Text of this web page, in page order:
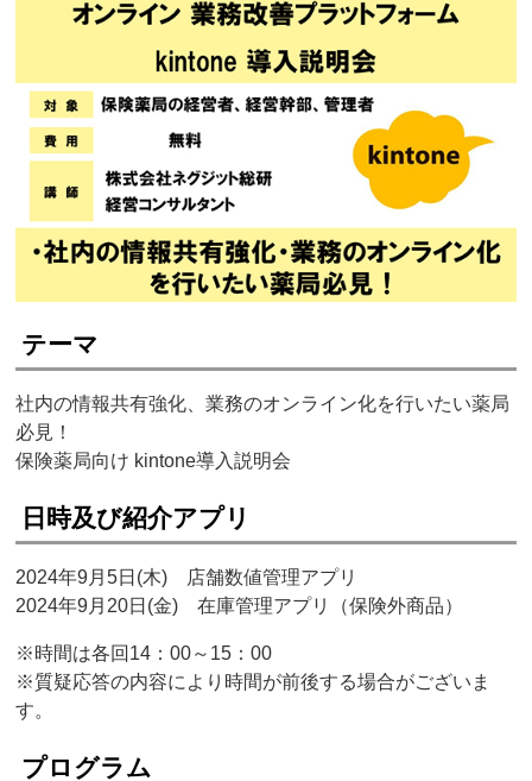
テーマ
社内の情報共有強化、業務のオンライン化を行いたい薬局
必見！
保険薬局向け kintone導入説明会
日時及び紹介アプリ
2024年9月5日(木) 店舗数値管理アプリ
2024年9月20日(金) 在庫管理アプリ（保険外商品）
※時間は各回14：00～15：00
※質疑応答の内容により時間が前後する場合がございま
す。
プログラム